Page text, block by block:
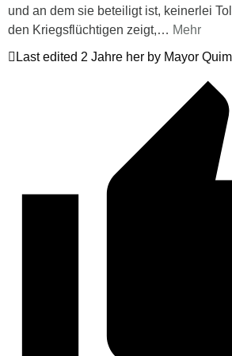
und an dem sie beteiligt ist, keinerlei
den Kriegsflüchtigen zeigt,… Mehr
Last edited 2 Jahre her by Mayor